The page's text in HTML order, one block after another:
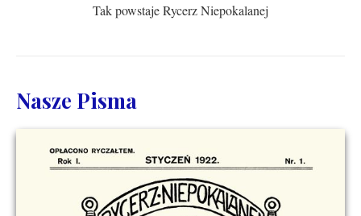
Tak powstaje Rycerz Niepokalanej
Nasze Pisma